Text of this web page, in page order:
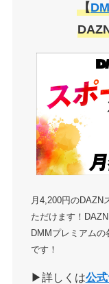
【
月4,200円のDAZN
ただけます！
DMMプレミアム
です！
▶詳しくは公